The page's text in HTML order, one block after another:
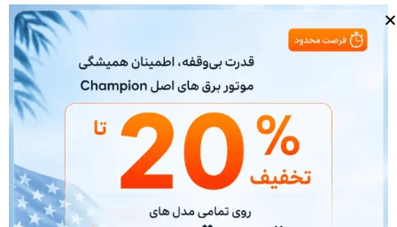
نیز صادق است و طرّاحی 4P یا چهار قطب این موتور به این
معنی است که سرعت نامی این الکتروموتور با فرکانس برق
برای مشاوره در خصوص فعالیت در پروژه های صنعتی ،
تامین و ساخت تجهیزات دوار از جمله الکتروموتور صنعتی،
الکتروموتور ضد انفجار ، انواع ژنراتور ، اینورتر و درایوهای
کنترل دور الکتروموتورهای صنعتی و ضدانفجار ، اسموک
موتورها ، گیربکس های صنعتی و … می‌توانید با مشاوران